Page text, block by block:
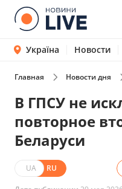
Україна Новости
Главная Новости дня
В ГПСУ не
повторное
Беларуси
UA RU